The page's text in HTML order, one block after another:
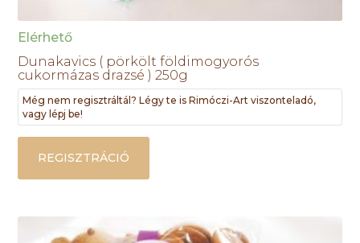
Elérhető
Dunakavics ( pörkölt földimogyorós
cukormázas drazsé ) 250g
Még nem regisztráltál? Légy te is Rimóczi-Art viszonteladó,
vagy lépj be!
REGISZTRÁCIÓ